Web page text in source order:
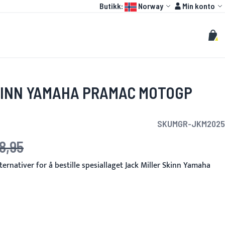
Language:
Butikk: Norway KontoMin konto
Søk
Søk
Min
YAMAHA PRAMAC MOTOGP
SKUMGR-JKM2025
for å bestille spesiallaget Jack Miller Skinn Yamaha